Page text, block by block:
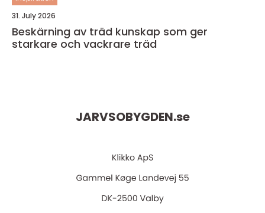
31. July 2026
Beskärning av träd kunskap som ger
starkare och vackrare träd
JARVSOBYGDEN.se